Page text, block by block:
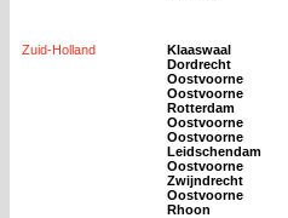
Zuid-Holland Klaaswaal
Dordrecht
Oostvoorne
Oostvoorne
Rotterdam
Oostvoorne
Oostvoorne
Leidschendam
Oostvoorne
Zwijndrecht
Oostvoorne
Rhoon